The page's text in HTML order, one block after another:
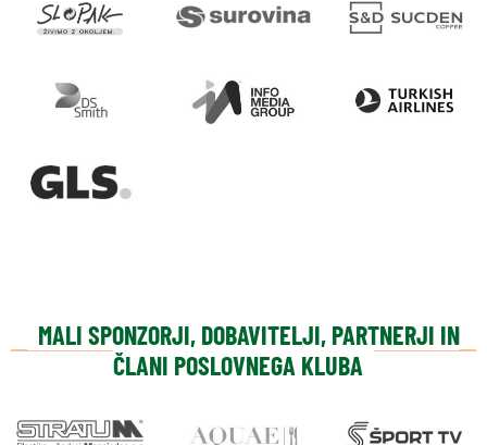
MALI SPONZORJI, DOBAVITELJI, PARTNERJI IN
ČLANI POSLOVNEGA KLUBA